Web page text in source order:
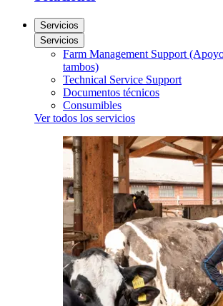
Servicios
Servicios
Farm Management Support
tambos)
Technical Service Support
Documentos técnicos
Consumibles
Ver todos los servicios